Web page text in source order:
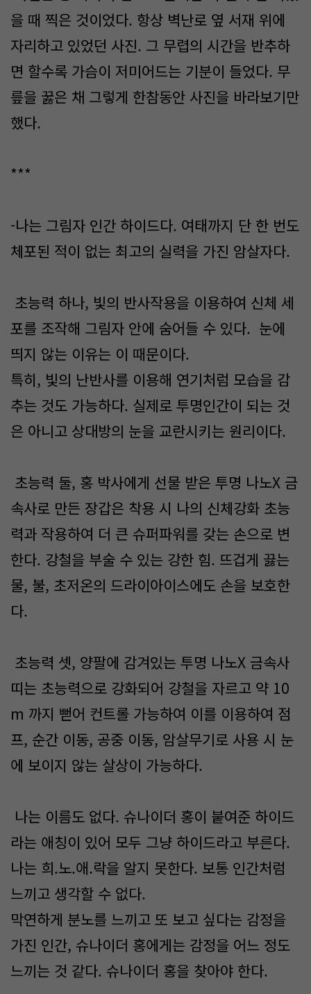
을 때 찍은 것이었다. 항상 벽난로 옆 서재 위에
자리하고 있었던 사진. 그 무렵의 시간을 반추하
면 할수록 가슴이 저미어드는 기분이 들었다. 무
릎을 꿇은 채 그렇게 한참동안 사진을 바라보기만
했다.
***
-나는 그림자 인간 하이드다. 여태까지 단 한 번도
체포된 적이 없는 최고의 실력을 가진 암살자다.
초능력 하나, 빛의 반사작용을 이용하여 신체 세
포를 조작해 그림자 안에 숨어들 수 있다. 눈에
띄지 않는 이유는 이 때문이다.
특히, 빛의 난반사를 이용해 연기처럼 모습을 감
추는 것도 가능하다. 실제로 투명인간이 되는 것
은 아니고 상대방의 눈을 교란시키는 원리이다.
초능력 둘, 홍 박사에게 선물 받은 투명 나노X 금
속사로 만든 장갑은 착용 시 나의 신체강화 초능
력과 작용하여 더 큰 슈퍼파워를 갖는 손으로 변
한다. 강철을 부술 수 있는 강한 힘. 뜨겁게 끓는
물, 불, 초저온의 드라이아이스에도 손을 보호한
다.
초능력 셋, 양팔에 감겨있는 투명 나노X 금속사
띠는 초능력으로 강화되어 강철을 자르고 약 10
m 까지 뻗어 컨트롤 가능하여 이를 이용하여 점
프, 순간 이동, 공중 이동, 암살무기로 사용 시 눈
에 보이지 않는 살상이 가능하다.
나는 이름도 없다. 슈나이더 홍이 붙여준 하이드
라는 애칭이 있어 모두 그냥 하이드라고 부른다.
나는 희.노.애.락을 알지 못한다. 보통 인간처럼
느끼고 생각할 수 없다.
막연하게 분노를 느끼고 또 보고 싶다는 감정을
가진 인간, 슈나이더 홍에게는 감정을 어느 정도
느끼는 것 같다. 슈나이더 홍을 찾아야 한다.